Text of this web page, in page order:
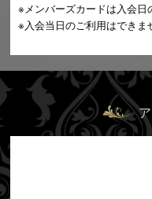
※メンバーズカードは入会日
※入会当日のご利用はできま